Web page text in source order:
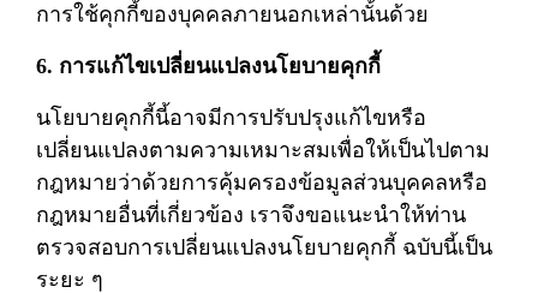
การใช้คุกกี้ของบุคคลภายนอกเหล่านั้นด้วย
6. การแก้ไขเปลี่ยนแปลงนโยบายคุกกี้
นโยบายคุกกี้นี้อาจมีการปรับปรุงแก้ไขหรือ
เปลี่ยนแปลงตามความเหมาะสมเพื่อให้เป็นไปตาม
กฎหมายว่าด้วยการคุ้มครองข้อมูลส่วนบุคคลหรือ
กฎหมายอื่นที่เกี่ยวข้อง เราจึงขอแนะนำให้ท่าน
ตรวจสอบการเปลี่ยนแปลงนโยบายคุกกี้ ฉบับนี้เป็น
ระยะ ๆ